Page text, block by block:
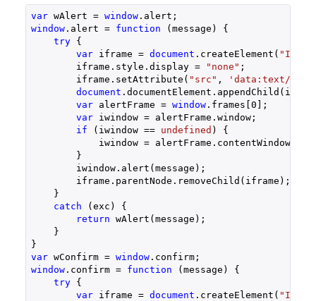
var wAlert = window
window.alert = function (message ) {
try {
var iframe = document .createElement(
        iframe.style.display =
"none" ;
        iframe.setAttribute(
"src" ,
'data:text/
document
var alertFrame = window.frames[0 ];
var iwindow = alertFrame.window;
if (iwindow == undefined ) {
            iwindow = alertFrame.contentWindow;
        }
        iwindow.alert(message);
        iframe.parentNode.removeChild(iframe);
    }
catch (exc) {
return wAlert(message);
    }
var wConfirm = window
window.confirm = function (message ) {
try {
var iframe = document .createElement(